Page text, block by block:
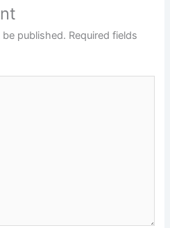
published. Required fields